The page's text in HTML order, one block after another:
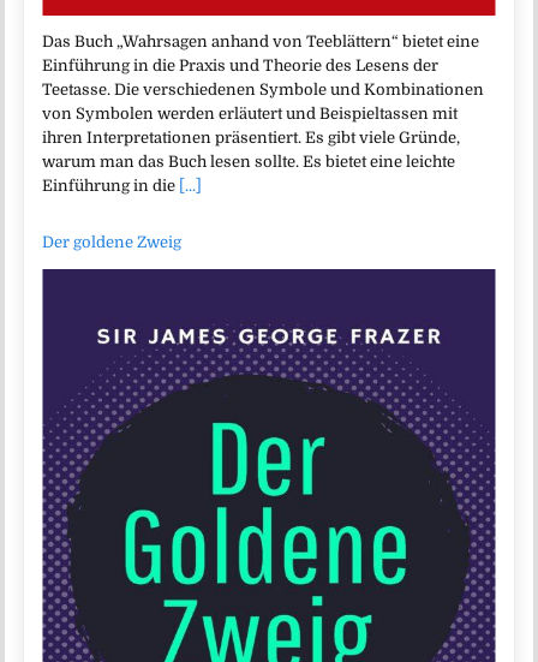
Das Buch „Wahrsagen anhand von Teeblättern“ bietet eine
Einführung in die Praxis und Theorie des Lesens der
Teetasse. Die verschiedenen Symbole und Kombinationen
von Symbolen werden erläutert und Beispieltassen mit
ihren Interpretationen präsentiert. Es gibt viele Gründe,
warum man das Buch lesen sollte. Es bietet eine leichte
Einführung in die [...]
Der goldene Zweig